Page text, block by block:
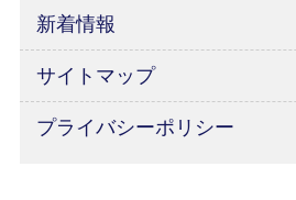
新着情報
サイトマップ
プライバシーポリシー